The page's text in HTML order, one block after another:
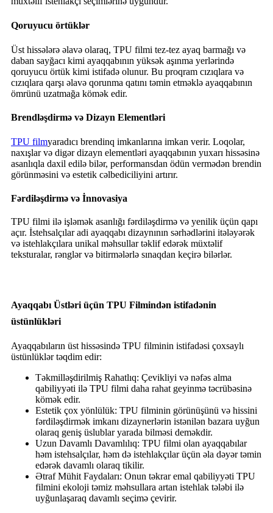
Qoruyucu örtüklər
Üst hissələrə əlavə olaraq, TPU filmi tez-tez ayaq barmağı və
daban sayğacı kimi ayaqqabının yüksək aşınma yerlərində
qoruyucu örtük kimi istifadə olunur. Bu proqram cızıqlara və
cızıqlara qarşı əlavə qorunma qatını təmin etməklə ayaqqabının
ömrünü uzatmağa kömək edir.
Brendləşdirmə və Dizayn Elementləri
TPU filmyaradıcı brendinq imkanlarına imkan verir. Loqolar,
naxışlar və digər dizayn elementləri ayaqqabının yuxarı hissəsinə
asanlıqla daxil edilə bilər, performansdan ödün vermədən brendin
görünməsini və estetik cəlbediciliyini artırır.
Fərdiləşdirmə və İnnovasiya
TPU filmi ilə işləmək asanlığı fərdiləşdirmə və yenilik üçün qapı
açır. İstehsalçılar adi ayaqqabı dizaynının sərhədlərini itələyərək
və istehlakçılara unikal məhsullar təklif edərək müxtəlif
teksturalar, rənglər və bitirmələrlə sınaqdan keçirə bilərlər.
Ayaqqabı Üstləri üçün TPU Filmindən istifadənin
üstünlükləri
Ayaqqabıların üst hissəsində TPU filminin istifadəsi çoxsaylı
üstünlüklər təqdim edir:
Təkmilləşdirilmiş Rahatlıq: Çevikliyi və nəfəs alma
qabiliyyəti ilə TPU filmi daha rahat geyinmə təcrübəsinə
kömək edir.
Estetik çox yönlülük: TPU filminin görünüşünü və hissini
fərdiləşdirmək imkanı dizaynerlərin istənilən bazara uyğun
olaraq geniş üslublar yarada bilməsi deməkdir.
Uzun Davamlı Davamlılıq: TPU filmi olan ayaqqabılar
həm istehsalçılar, həm də istehlakçılar üçün əla dəyər təmin
edərək davamlı olaraq tikilir.
Ətraf Mühit Faydaları: Onun təkrar emal qabiliyyəti TPU
filmini ekoloji təmiz məhsullara artan istehlak tələbi ilə
uyğunlaşaraq davamlı seçimə çevirir.